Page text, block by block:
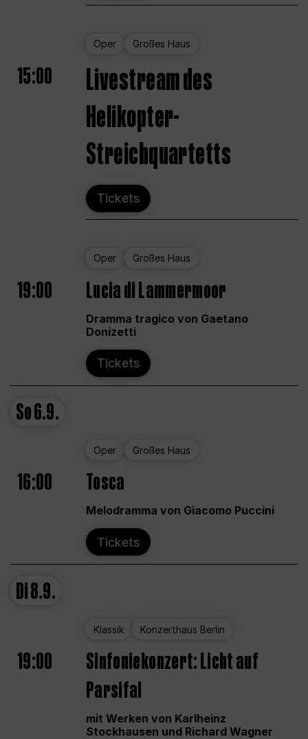
Oper Großes Haus
15:00
Livestream des
Helikopter-
Streichquartetts
Tickets
Oper Großes Haus
19:00 Lucia di Lammermoor
Dramma tragico von Gaetano
Donizetti
Tickets
So6.9.
Oper Großes Haus
16:00 Tosca
Melodramma von Giacomo Puccini
Tickets
Di8.9.
Klassik Konzerthaus Berlin
19:00
Sinfoniekonzert: Licht auf
Parsifal
mit Werken von Karlheinz
Stockhausen und Richard Wagner